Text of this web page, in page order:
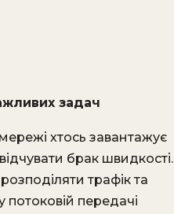
задач
хтось завантажує
брак швидкості.
трафік та
передачі